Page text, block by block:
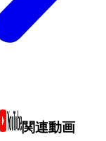
関連動画